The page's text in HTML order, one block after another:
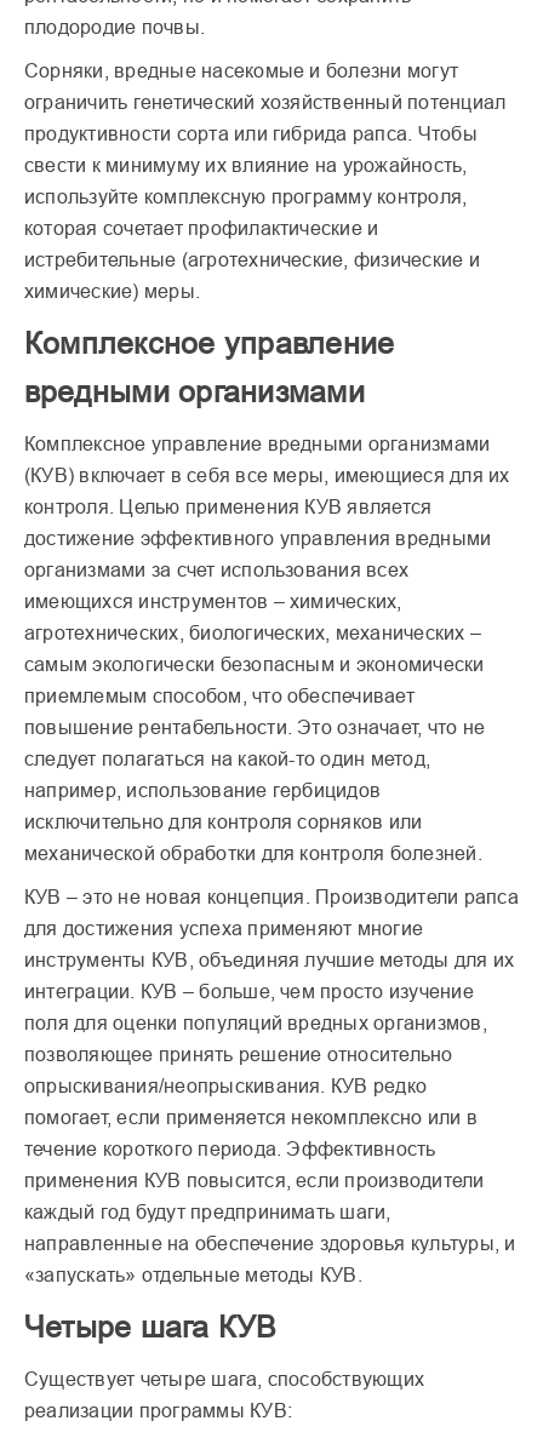
плодородие почвы.
Сорняки, вредные насекомые и болезни могут
ограничить генетический хозяйственный потенциал
продуктивности сорта или гибрида рапса. Чтобы
свести к минимуму их влияние на урожайность,
используйте комплексную программу контроля,
которая сочетает профилактические и
истребительные (агротехнические, физические и
химические) меры.
Комплексное управление
вредными организмами
Комплексное управление вредными организмами
(КУВ) включает в себя все меры, имеющиеся для их
контроля. Целью применения КУВ является
достижение эффективного управления вредными
организмами за счет использования всех
имеющихся инструментов – химических,
агротехнических, биологических, механических –
самым экологически безопасным и экономически
приемлемым способом, что обеспечивает
повышение рентабельности. Это означает, что не
следует полагаться на какой-то один метод,
например, использование гербицидов
исключительно для контроля сорняков или
механической обработки для контроля болезней.
КУВ – это не новая концепция. Производители рапса
для достижения успеха применяют многие
инструменты КУВ, объединяя лучшие методы для их
интеграции. КУВ – больше, чем просто изучение
поля для оценки популяций вредных организмов,
позволяющее принять решение относительно
опрыскивания/неопрыскивания. КУВ редко
помогает, если применяется некомплексно или в
течение короткого периода. Эффективность
применения КУВ повысится, если производители
каждый год будут предпринимать шаги,
направленные на обеспечение здоровья культуры, и
«запускать» отдельные методы КУВ.
Четыре шага КУВ
Существует четыре шага, способствующих
реализации программы КУВ: